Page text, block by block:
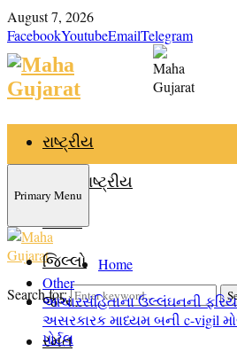
August 7, 2026
FacebookYoutubeEmailTelegram
રાષ્ટ્રીય
આંતરરાષ્ટ્રીય
જિલ્લો
જગ્યા
રમત
Primary Menu
Search for:
Home
Other
આચારસંહિતાના ઉલ્લંઘનની
અસરકારક માધ્યમ બની c-vigil
પોર્ટલ